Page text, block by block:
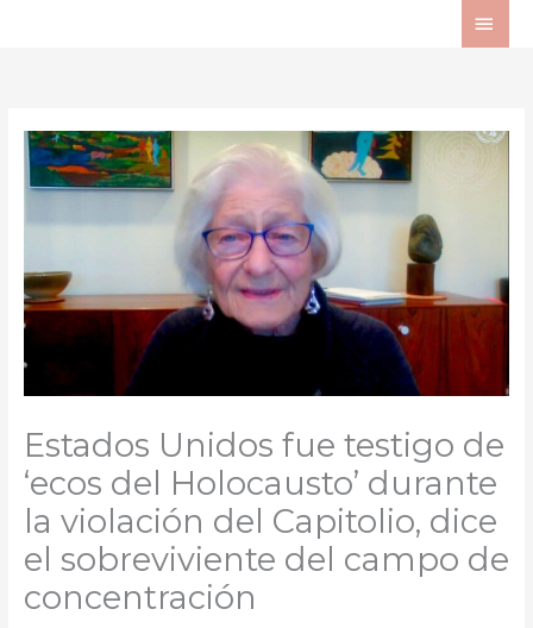
Estados Unidos fue testigo de
‘ecos del Holocausto’ durante
la violación del Capitolio, dice
el sobreviviente del campo de
concentración